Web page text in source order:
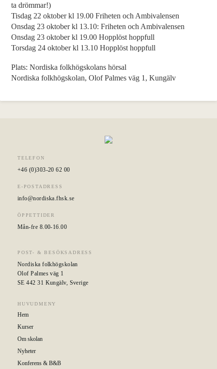
ta drömmar!)
Tisdag 22 oktober kl 19.00 Friheten och Ambivalensen
Onsdag 23 oktober kl 13.10: Friheten och Ambivalensen
Onsdag 23 oktober kl 19.00 Hopplöst hoppfull
Torsdag 24 oktober kl 13.10 Hopplöst hoppfull
Plats: Nordiska folkhögskolans hörsal
Nordiska folkhögskolan, Olof Palmes väg 1, Kungälv
TELEFON
+46 (0)303-20 62 00
E-POSTADRESS
info@nordiska.fhsk.se
ÖPPETTIDER
Mån-fre 8.00-16.00
POST- & BESÖKSADRESS
Nordiska folkhögskolan
Olof Palmes väg 1
SE 442 31 Kungälv, Sverige
HUVUDMENY
Hem
Kurser
Om skolan
Nyheter
Konferens & B&B